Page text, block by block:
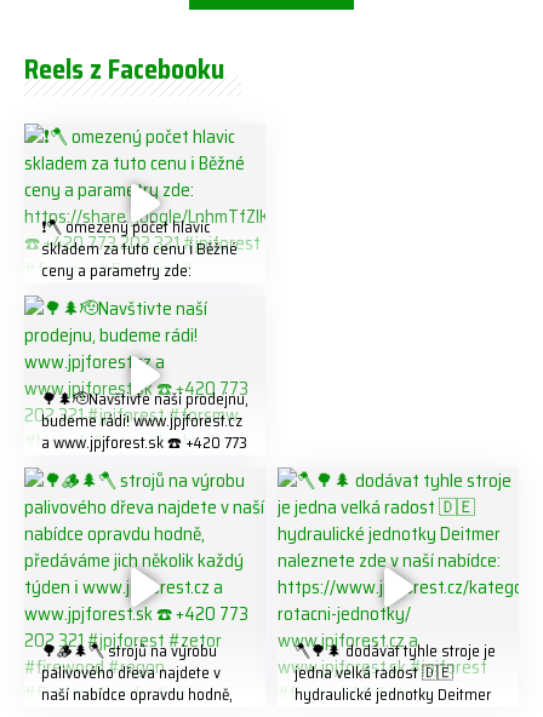
Reels z Facebooku
❗️🪓 omezený počet hlavic
skladem za tuto cenu ℹ️ Běžné
ceny a parametry zde:
K8W5t7i6o ☎️ +420 773 202
321 #jpjforest #forsmw
#firewood #
🌳🌲🫡Navštivte naší prodejnu,
budeme rádi! www.jpjforest.cz
a www.jpjforest.sk ☎️ +420 773
#biojack #regon #vahvajussi
🌳🪵🌲🪓 strojů na výrobu
palivového dřeva najdete v
naší nabídce opravdu hodně,
🪓🌳🌲 dodávat tyhle stroje je
jedna velká radost 🇩🇪
hydraulické jednotky Deitmer